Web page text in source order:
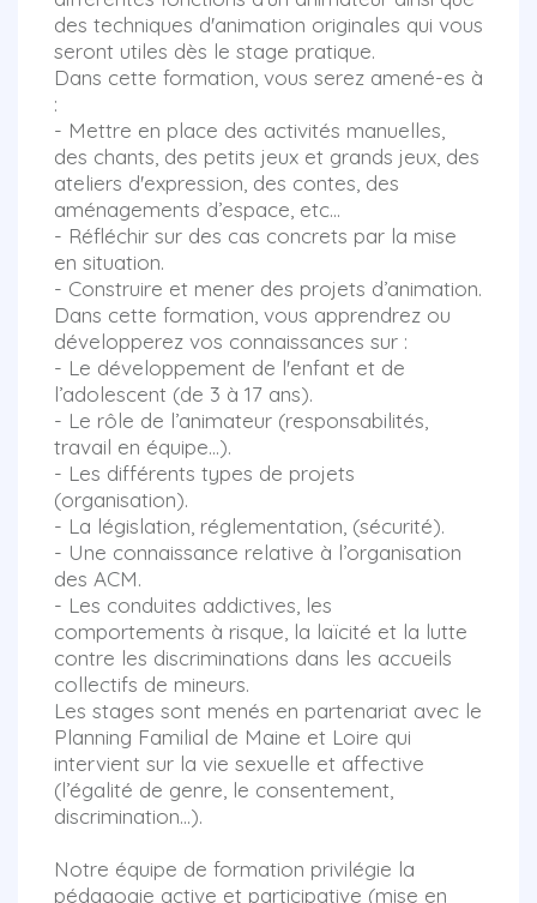
des techniques d'animation originales qui vous
seront utiles dès le stage pratique.
Dans cette formation, vous serez amené-es à
:
- Mettre en place des activités manuelles,
des chants, des petits jeux et grands jeux, des
ateliers d'expression, des contes, des
aménagements d’espace, etc...
- Réfléchir sur des cas concrets par la mise
en situation.
- Construire et mener des projets d’animation.
Dans cette formation, vous apprendrez ou
développerez vos connaissances sur :
- Le développement de l'enfant et de
l’adolescent (de 3 à 17 ans).
- Le rôle de l’animateur (responsabilités,
travail en équipe…).
- Les différents types de projets
(organisation).
- La législation, réglementation, (sécurité).
- Une connaissance relative à l’organisation
des ACM.
- Les conduites addictives, les
comportements à risque, la laïcité et la lutte
contre les discriminations dans les accueils
collectifs de mineurs.
Les stages sont menés en partenariat avec le
Planning Familial de Maine et Loire qui
intervient sur la vie sexuelle et affective
(l’égalité de genre, le consentement,
discrimination…).
Notre équipe de formation privilégie la
pédagogie active et participative (mise en